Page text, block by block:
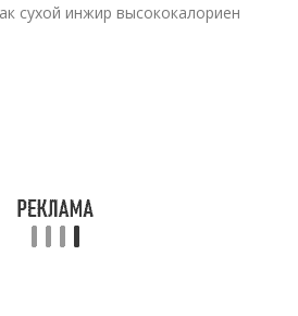
сухой инжир высококалориен